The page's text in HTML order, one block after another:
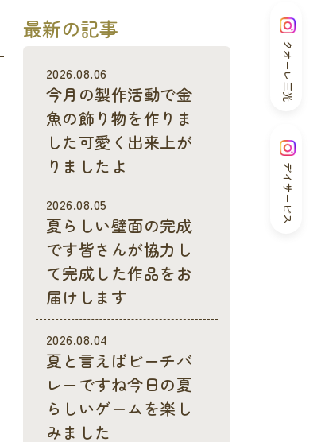
クオーレ三光
デイサービス
最新の記事
2026.08.06
今月の製作活動で金
魚の飾り物を作りま
した可愛く出来上が
りましたよ
2026.08.05
夏らしい壁面の完成
です皆さんが協力し
て完成した作品をお
届けします
2026.08.04
夏と言えばビーチバ
レーですね今日の夏
らしいゲームを楽し
みました